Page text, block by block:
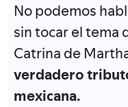
No podemos
sin tocar el tema
Catrina de
verdadero
mexicana.